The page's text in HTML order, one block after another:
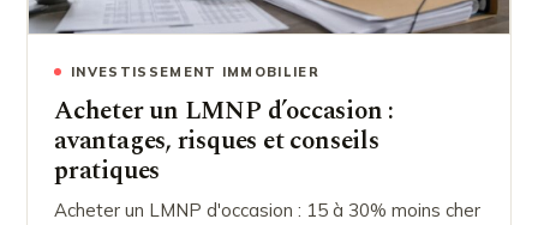
INVESTISSEMENT IMMOBILIER
Acheter un LMNP d’occasion :
avantages, risques et conseils
pratiques
Acheter un LMNP d'occasion : 15 à 30% moins cher